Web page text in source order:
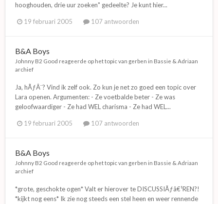
hooghouden, drie uur zoeken" gedeelte? Je kunt hier...
19 februari 2005 107 antwoorden
B&A Boys
Johnny B2 Good reageerde op het topic van gerben in Bassie & Adriaan
archief
Ja, hÃƒÂ¨? Vind ik zelf ook. Zo kun je net zo goed een topic over
Lara openen. Argumenten: - Ze voetbalde beter - Ze was
geloofwaardiger - Ze had WEL charisma - Ze had WEL...
19 februari 2005 107 antwoorden
B&A Boys
Johnny B2 Good reageerde op het topic van gerben in Bassie & Adriaan
archief
*grote, geschokte ogen* Valt er hierover te DISCUSSIÃƒâ€¹REN?!
*kijkt nog eens* Ik zie nog steeds een stel heen en weer rennende